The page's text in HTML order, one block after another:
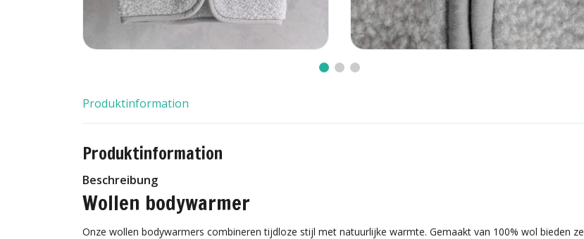
Produktinformation
Produktinformation
Beschreibung
Wollen bodywarmer
Onze wollen bodywarmers combineren tijdloze stijl met natuurlijke warmte. Gemaakt van 100% wol bieden ze